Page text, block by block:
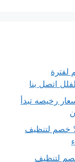
بـ40%خصم لفترة
اتصل بنا
رخيصه تبدأ
بعد البناء بالرياض بـ40% خصم لتنظيف
بالرياض بـ45% خصم لتنظيف